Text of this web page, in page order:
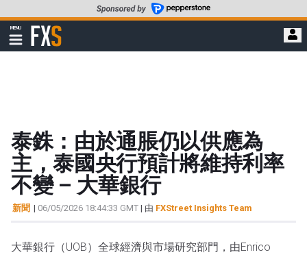
至
要
MENU
顯
示
FXStreet
泰銖：由於通脹仍以供應為
主，泰國央行預計將維持利率
不變 – 大華銀行
新聞 | 06/05/2026 18:44:33 GMT | 由 FXStreet Insights Team
大華銀行（UOB）全球經濟與市場研究部門，由Enrico